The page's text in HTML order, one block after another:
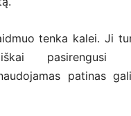
tenka kalei. Ji
pasirengusi
patinas